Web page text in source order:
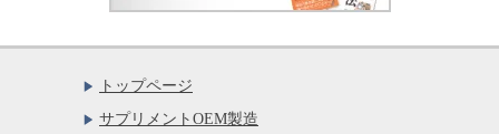
トップページ
サプリメントOEM製造